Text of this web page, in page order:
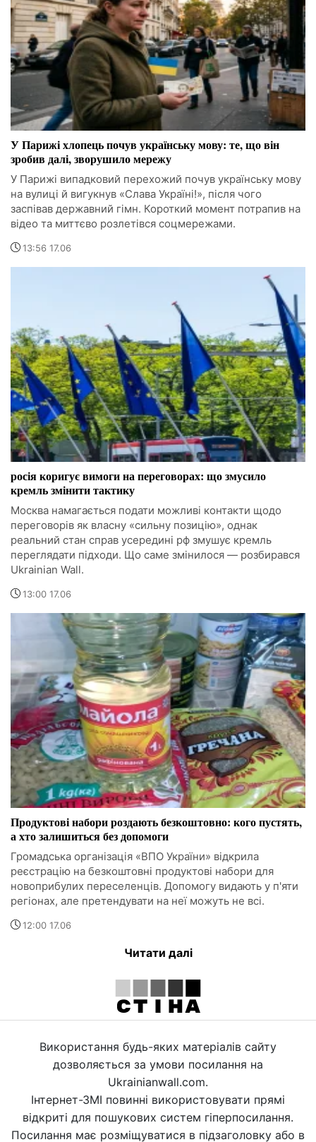
У Парижі хлопець почув українську мову: те, що він
зробив далі, зворушило мережу
У Парижі випадковий перехожий почув українську мову
на вулиці й вигукнув «Слава Україні!», після чого
заспівав державний гімн. Короткий момент потрапив на
відео та миттєво розлетівся соцмережами.
13:56 17.06
росія коригує вимоги на переговорах: що змусило
кремль змінити тактику
Москва намагається подати можливі контакти щодо
переговорів як власну «сильну позицію», однак
реальний стан справ усередині рф змушує кремль
переглядати підходи. Що саме змінилося — розбирався
Ukrainian Wall.
13:00 17.06
Продуктові набори роздають безкоштовно: кого пустять,
а хто залишиться без допомоги
Громадська організація «ВПО України» відкрила
реєстрацію на безкоштовні продуктові набори для
новоприбулих переселенців. Допомогу видають у п'яти
регіонах, але претендувати на неї можуть не всі.
12:00 17.06
Читати далі
Використання будь-яких матеріалів сайту
дозволяється за умови посилання на
Ukrainianwall.com.
Інтернет-ЗМІ повинні використовувати прямі
відкриті для пошукових систем гіперпосилання.
Посилання має розміщуватися в підзаголовку або в